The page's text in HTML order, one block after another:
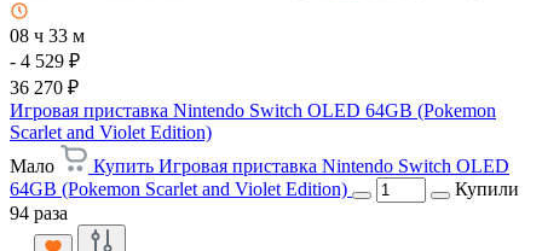
08 ч 33 м
- 4 529 ₽
36 270 ₽
Игровая приставка Nintendo Switch OLED 64GB (Pokemon
Scarlet and Violet Edition)
Мало
Купить Игровая приставка Nintendo Switch OLED
64GB (Pokemon Scarlet and Violet Edition)
Купили
94 раза